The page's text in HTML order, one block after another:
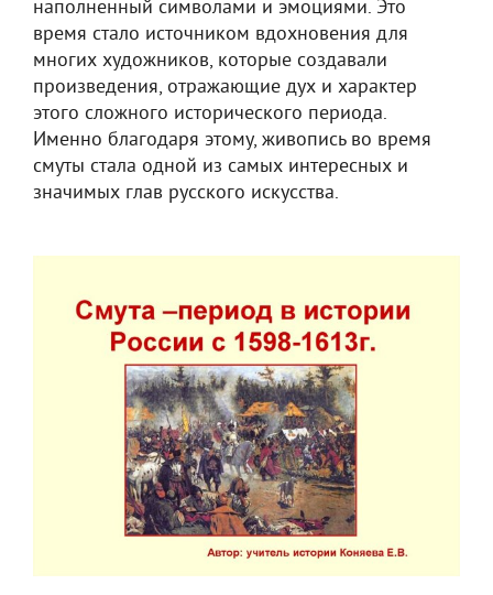
наполненный символами и эмоциями. Это
время стало источником вдохновения для
многих художников, которые создавали
произведения, отражающие дух и характер
этого сложного исторического периода.
Именно благодаря этому, живопись во время
смуты стала одной из самых интересных и
значимых глав русского искусства.